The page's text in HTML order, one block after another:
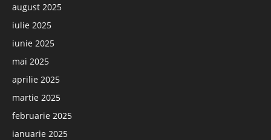
august 2025
iulie 2025
iunie 2025
mai 2025
aprilie 2025
martie 2025
februarie 2025
ianuarie 2025